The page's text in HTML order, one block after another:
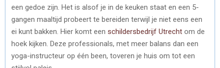
een gedoe zijn. Het is alsof je in de keuken staat en een 5-
gangen maaltijd probeert te bereiden terwijl je niet eens een
ei kunt bakken. Hier komt een schildersbedrijf Utrecht om de
hoek kijken. Deze professionals, met meer balans dan een
yoga-instructeur op één been, toveren je huis om tot een